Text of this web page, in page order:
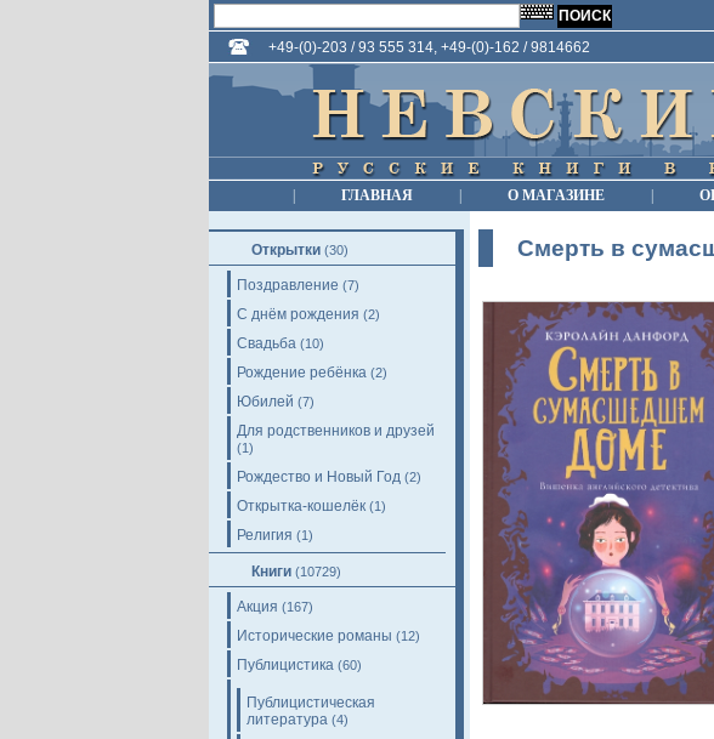
+49-(0)-203 / 93 555 314, +49-(0)-162 / 9814662
ГЛАВНАЯ О МАГАЗИНЕ
Открытки (30)
Поздравление (7)
С днём рождения (2)
Свадьба (10)
Рождение ребёнка (2)
Юбилей (7)
Для родственников и друзей
(1)
Рождество и Новый Год (2)
Открытка-кошелёк (1)
Религия (1)
Книги (10729)
Акция (167)
Исторические романы (12)
Публицистика (60)
Публицистическая
литература (4)
Смерть в